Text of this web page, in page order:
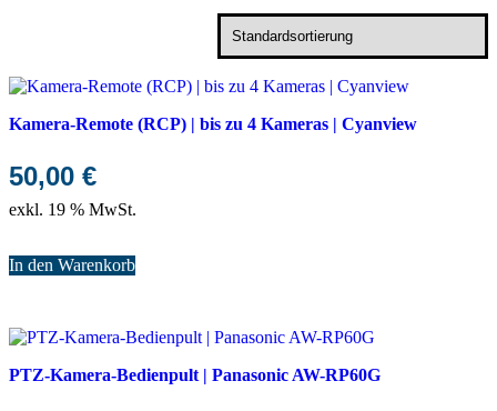
Kamera-Remote (RCP) | bis zu 4 Kameras | Cyanview
50,00 €
exkl. 19 % MwSt.
In den Warenkorb
PTZ-Kamera-Bedienpult | Panasonic AW-RP60G